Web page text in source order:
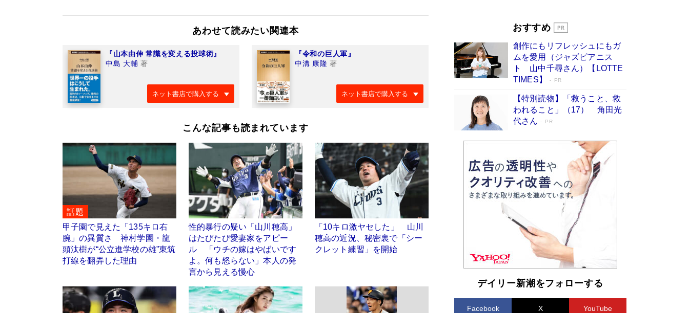
あわせて読みたい関連本
『山本由伸 常識を変える投球術』
中島 大輔 著
ネット書店で購入する
『令和の巨人軍』
中溝 康隆 著
ネット書店で購入する
こんな記事も読まれています
話題
甲子園で見えた「135キロ右
腕」の異質さ 神村学園・龍
頭汰樹が“公立進学校の雄”東筑
打線を翻弄した理由
性的暴行の疑い「山川穂高」
はたびたび愛妻家をアピー
ル 「ウチの嫁はやばいです
よ。何も怒らない」本人の発
言から見える慢心
「10キロ激ヤセした」 山川
穂高の近況、秘密裏で「シー
クレット練習」を開始
和田秀樹の70代、80代向け新書がベスト3を独
占 上半期1位にも選出［新書ベストセラー］
Book Bang
おすすめ
創作にもリフレッシュにもガ
ムを愛用（ジャズピアニス
ト 山中千尋さん）【LOTTE
TIMES】
PR
【特別読物】「救うこと、救
われること」（17） 角田光
代さん
PR
デイリー新潮をフォローする
Facebook X YouTube